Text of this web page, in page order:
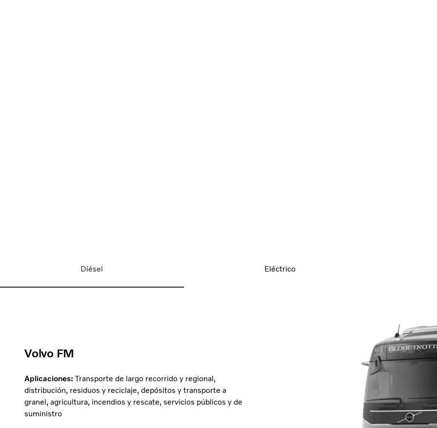
Diésel Eléctrico
Volvo FM
Aplicaciones: Transporte de largo recorrido y regional,
distribución, residuos y reciclaje, depósitos y transporte a
granel, agricultura, incendios y rescate, servicios públicos y de
suministro